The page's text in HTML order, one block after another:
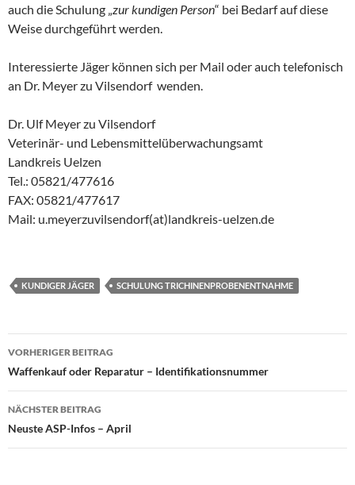
auch die Schulung „zur kundigen Person“ bei Bedarf auf diese
Weise durchgeführt werden.
Interessierte Jäger können sich per Mail oder auch telefonisch
an Dr. Meyer zu Vilsendorf wenden.
Dr. Ulf Meyer zu Vilsendorf
Veterinär- und Lebensmittelüberwachungsamt
Landkreis Uelzen
Tel.: 05821/477616
FAX: 05821/477617
Mail: u.meyerzuvilsendorf(at)landkreis-uelzen.de
KUNDIGER JÄGER SCHULUNG TRICHINENPROBENENTNAHME
Beitragsnavigation
VORHERIGER BEITRAG
Waffenkauf oder Reparatur – Identifikationsnummer
NÄCHSTER BEITRAG
Neuste ASP-Infos – April